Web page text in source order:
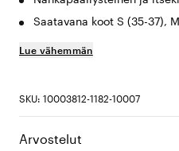
Saatavana koot S (35-37),
Lue vähemmän
SKU: 10003812-1182-10007
Arvostelut